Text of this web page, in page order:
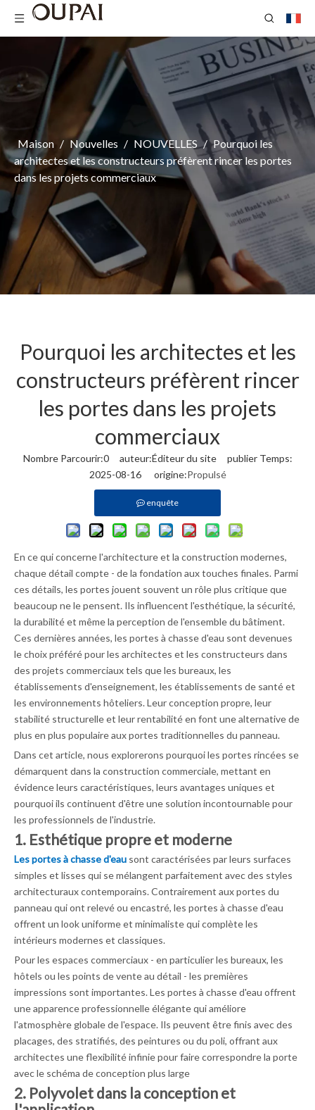
Maison / Nouvelles / NOUVELLES / Pourquoi les
architectes et les constructeurs préfèrent rincer les portes
dans les projets commerciaux
Pourquoi les architectes et les
constructeurs préfèrent rincer
les portes dans les projets
commerciaux
Nombre Parcourir:0auteur:Éditeur du site publier Temps:
2025-08-16 origine:Propulsé
enquête
En ce qui concerne l'architecture et la construction modernes,
chaque détail compte - de la fondation aux touches finales. Parmi
ces détails, les portes jouent souvent un rôle plus critique que
beaucoup ne le pensent. Ils influencent l'esthétique, la sécurité,
la durabilité et même la perception de l'ensemble du bâtiment.
Ces dernières années, les portes à chasse d'eau sont devenues
le choix préféré pour les architectes et les constructeurs dans
des projets commerciaux tels que les bureaux, les
établissements d'enseignement, les établissements de santé et
les environnements hôteliers. Leur conception propre, leur
stabilité structurelle et leur rentabilité en font une alternative de
plus en plus populaire aux portes traditionnelles du panneau.
Dans cet article, nous explorerons pourquoi les portes rincées se
démarquent dans la construction commerciale, mettant en
évidence leurs caractéristiques, leurs avantages uniques et
pourquoi ils continuent d'être une solution incontournable pour
les professionnels de l'industrie.
1. Esthétique propre et moderne
Les portes à chasse d'eau sont caractérisées par leurs surfaces
simples et lisses qui se mélangent parfaitement avec des styles
architecturaux contemporains. Contrairement aux portes du
panneau qui ont relevé ou encastré, les portes à chasse d'eau
offrent un look uniforme et minimaliste qui complète les
intérieurs modernes et classiques.
Pour les espaces commerciaux - en particulier les bureaux, les
hôtels ou les points de vente au détail - les premières
impressions sont importantes. Les portes à chasse d'eau offrent
une apparence professionnelle élégante qui améliore
l'atmosphère globale de l'espace. Ils peuvent être finis avec des
placages, des stratifiés, des peintures ou du poli, offrant aux
architectes une flexibilité infinie pour faire correspondre la porte
avec le schéma de conception plus large
2. Polyvolet dans la conception et